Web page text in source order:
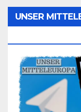
UNSER